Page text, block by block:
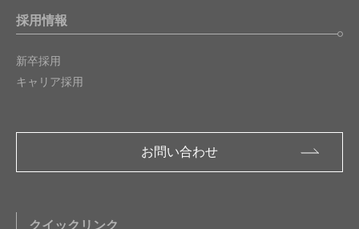
採用情報
新卒採用
キャリア採用
お問い合わせ
クイックリンク